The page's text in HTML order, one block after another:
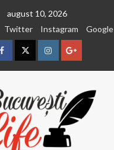
august 10, 2026
Twitter Instagram Google
FacebookTwitterInstagramGoogle